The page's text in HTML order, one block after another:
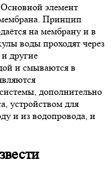
элемент
Принцип
на мембрану и в
воды проходят через
другие
и смываются в
дополнительно
устройством для
и из водопровода, и